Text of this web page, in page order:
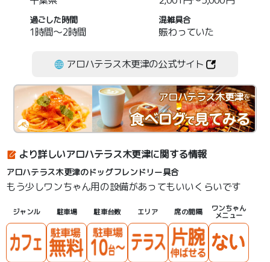
過ごした時間
1時間～2時間
混雑具合
賑わっていた
アロハテラス木更津の公式サイト
アロハテラス木更津を
より詳しいアロハテラス木更津に関する情報
アロハテラス木更津のドッグフレンドリー具合
もう少しワンちゃん用の設備があってもいいくらいです
ジャンル 駐車場 駐車台数 エリア 席の間隔 ワンちゃん
メニュー